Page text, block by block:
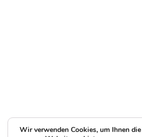
Wir verwenden Cookies, um Ihnen